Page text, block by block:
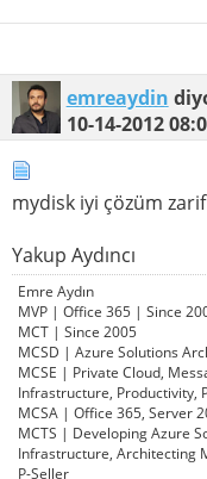
emreaydin
10-14-2012
mydisk iyi çözüm
Yakup Aydıncı
Emre Aydın
MVP | Office 365 | Since
MCT | Since 2005
MCSD | Azure Solutions
MCSE | Private Cloud,
Infrastructure, Productivity,
MCSA | Office 365, Server
MCTS | Developing Azure
Infrastructure, Architecting
P-Seller